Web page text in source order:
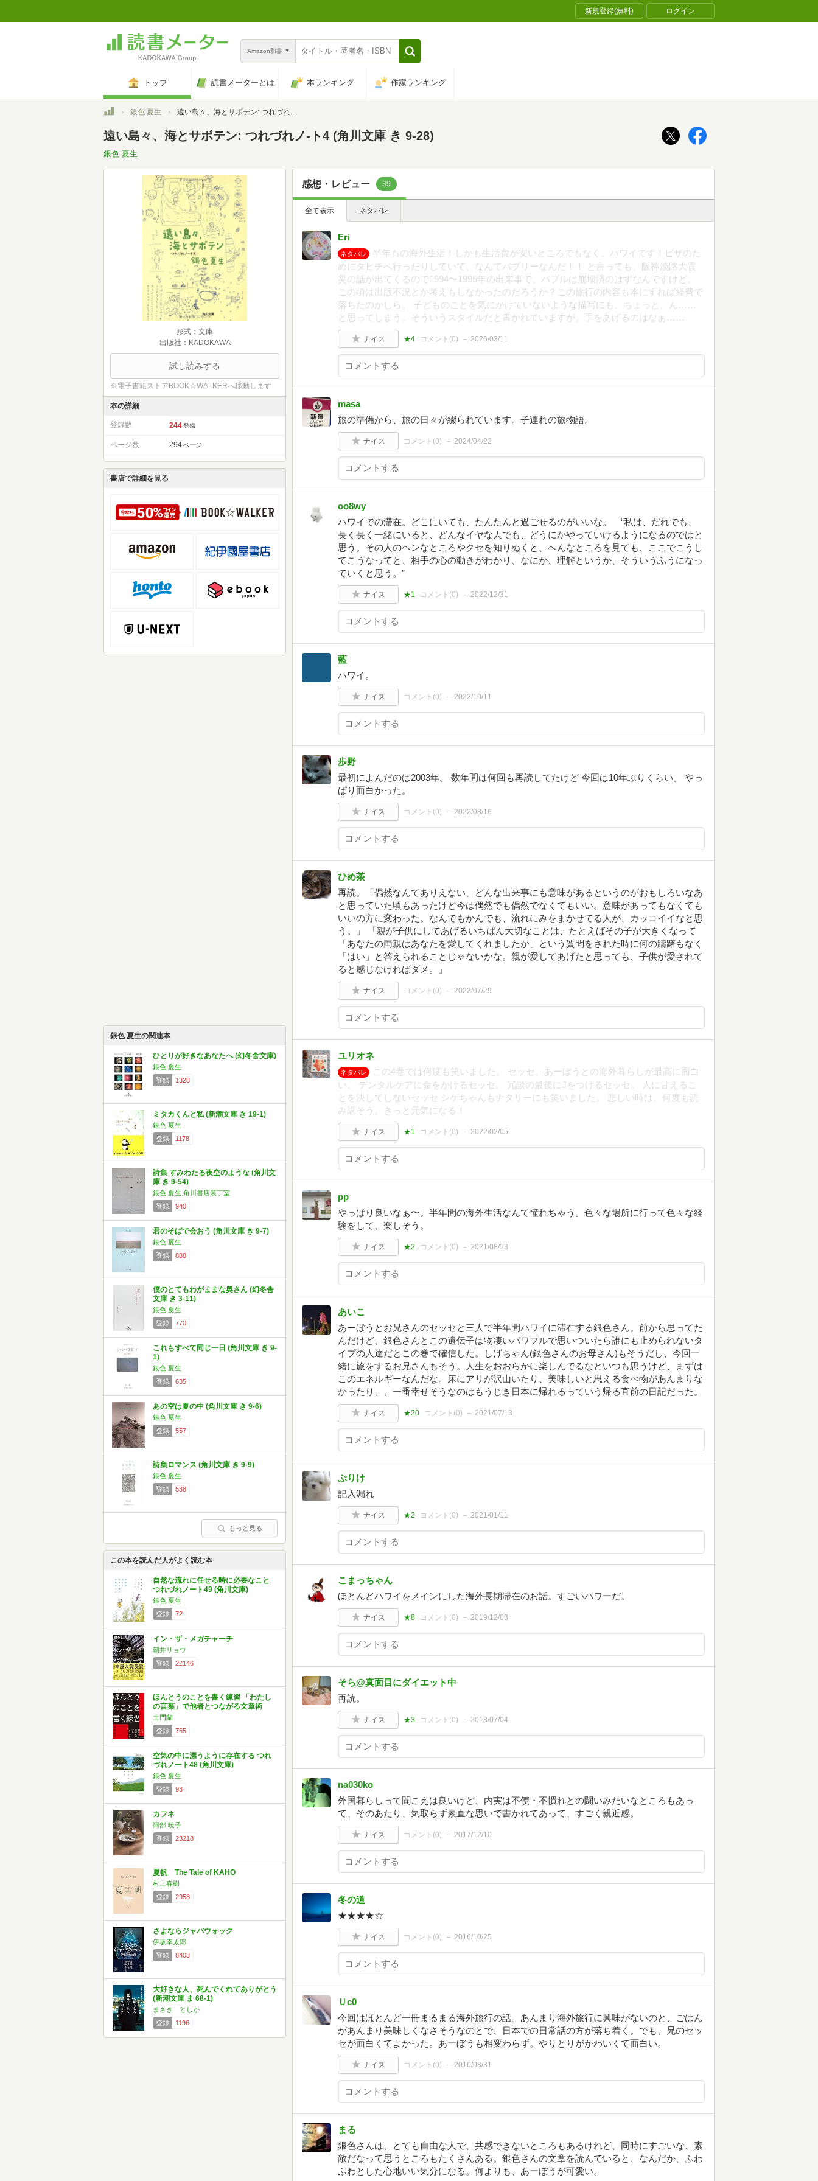
新規登録(無料) ログイン
Amazon和書
トップ 読書メーターとは 本ランキング 作家ランキング
トップ銀色 夏生 遠い島々、海とサボテン: つれづれノ-ト4 (角川文庫 き 9-28)
遠い島々、海とサボテン: つれづれノ-ト4 (角川文庫 き 9-28)
銀色 夏生
形式：文庫
出版社：KADOKAWA
試し読みする
※電子書籍ストアBOOK☆WALKERへ移動します
本の詳細
登録数 244 登録
ページ数 294 ページ
書店で詳細を見る
銀色 夏生の関連本
ひとりが好きなあなたへ (幻冬舎文庫)
銀色 夏生
登録
1328
ミタカくんと私 (新潮文庫 き 19-1)
銀色 夏生
登録
1178
詩集 すみわたる夜空のような (角川文
庫 き 9-54)
銀色 夏生,角川書店装丁室
登録
940
君のそばで会おう (角川文庫 き 9-7)
銀色 夏生
登録
888
僕のとてもわがままな奥さん (幻冬舎
文庫 き 3-11)
銀色 夏生
登録
770
これもすべて同じ一日 (角川文庫 き 9-
1)
銀色 夏生
登録
635
あの空は夏の中 (角川文庫 き 9-6)
銀色 夏生
登録
557
詩集ロマンス (角川文庫 き 9-9)
銀色 夏生
登録
538
もっと見る
この本を読んだ人がよく読む本
自然な流れに任せる時に必要なこと
つれづれノート49 (角川文庫)
銀色 夏生
登録
72
イン・ザ・メガチャーチ
朝井リョウ
登録
22146
ほんとうのことを書く練習 「わたし
の言葉」で他者とつながる文章術
土門蘭
登録
765
空気の中に漂うように存在する つれ
づれノート48 (角川文庫)
銀色 夏生
登録
93
カフネ
阿部 暁子
登録
23218
夏帆 The Tale of KAHO
村上春樹
登録
2958
さよならジャバウォック
伊坂幸太郎
登録
8403
大好きな人、死んでくれてありがとう
(新潮文庫 ま 68-1)
まさき としか
登録
1196
感想・レビュー 39
全て表示 ネタバレ
Eri
ネタバレ
半年もの海外生活！しかも生活費が安いところでもなく、ハワイです！ビザのた
めにタヒチへ行ったりしていて、なんてバブリーなんだ！！ と言っても、阪神淡路大震
災の話が出てくるので1994〜1995年の出来事で、バブルは崩壊済のはずなんですけど。
この頃は出版不況とか考えもしなかったのだろうか？この旅行の内容も本にすれば経費で
落ちたのかしら。 子どものことを気にかけていないような描写にも、ちょっと、ん……
と思ってしまう。そういうスタイルだと書かれていますが。手をあげるのはなぁ……
ナイス ★4 コメント(0) 2026/03/11
masa
旅の準備から、旅の日々が綴られています。子連れの旅物語。
ナイス コメント(0) 2024/04/22
oo8wy
ハワイでの滞在。どこにいても、たんたんと過ごせるのがいいな。 “私は、だれでも、
長く長く一緒にいると、どんなイヤな人でも、どうにかやっていけるようになるのではと
思う。その人のヘンなところやクセを知りぬくと、へんなところを見ても、ここでこうし
てこうなってと、相手の心の動きがわかり、なにか、理解というか、そういうふうになっ
ていくと思う。”
ナイス ★1 コメント(0) 2022/12/31
藍
ハワイ。
ナイス コメント(0) 2022/10/11
歩野
最初によんだのは2003年。 数年間は何回も再読してたけど 今回は10年ぶりくらい。 やっ
ぱり面白かった。
ナイス コメント(0) 2022/08/16
ひめ茶
再読。「偶然なんてありえない、どんな出来事にも意味があるというのがおもしろいなあ
と思っていた頃もあったけど今は偶然でも偶然でなくてもいい。意味があってもなくても
いいの方に変わった。なんでもかんでも、流れにみをまかせてる人が、カッコイイなと思
う。」 「親が子供にしてあげるいちばん大切なことは、たとえばその子が大きくなって
「あなたの両親はあなたを愛してくれましたか」という質問をされた時に何の躊躇もなく
「はい」と答えられることじゃないかな。親が愛してあげたと思っても、子供が愛されて
ると感じなければダメ。」
ナイス コメント(0) 2022/07/29
ユリオネ
ネタバレ
この4巻では何度も笑いました。 セッセ、あーぼうとの海外暮らしが最高に面白
い。 デンタルケアに命をかけるセッセ。 冗談の最後にJをつけるセッセ。 人に甘えるこ
とを決してしないセッセ シゲちゃんもナタリーにも笑いました。 悲しい時は、何度も読
み返そう。きっと元気になる！
ナイス ★1 コメント(0) 2022/02/05
pp
やっぱり良いなぁ〜。半年間の海外生活なんて憧れちゃう。色々な場所に行って色々な経
験をして、楽しそう。
ナイス ★2 コメント(0) 2021/08/23
あいこ
あーぼうとお兄さんのセッセと三人で半年間ハワイに滞在する銀色さん。前から思ってた
んだけど、銀色さんとこの遺伝子は物凄いパワフルで思いついたら誰にも止められないタ
イプの人達だとこの巻で確信した。しげちゃん(銀色さんのお母さん)もそうだし、今回一
緒に旅をするお兄さんもそう。人生をおおらかに楽しんでるなといつも思うけど、まずは
このエネルギーなんだな。床にアリが沢山いたり、美味しいと思える食べ物があんまりな
かったり、、一番幸せそうなのはもうじき日本に帰れるっていう帰る直前の日記だった。
ナイス ★20 コメント(0) 2021/07/13
ぷりけ
記入漏れ
ナイス ★2 コメント(0) 2021/01/11
こまっちゃん
ほとんどハワイをメインにした海外長期滞在のお話。すごいパワーだ。
ナイス ★8 コメント(0) 2019/12/03
そら@真面目にダイエット中
再読。
ナイス ★3 コメント(0) 2018/07/04
na030ko
外国暮らしって聞こえは良いけど、内実は不便・不慣れとの闘いみたいなところもあっ
て、そのあたり、気取らず素直な思いで書かれてあって、すごく親近感。
ナイス コメント(0) 2017/12/10
冬の道
★★★★☆
ナイス コメント(0) 2016/10/25
Ｕc0
今回はほとんど一冊まるまる海外旅行の話。あんまり海外旅行に興味がないのと、ごはん
があんまり美味しくなさそうなのとで、日本での日常話の方が落ち着く。でも、兄のセッ
セが面白くてよかった。あーぼうも相変わらず。やりとりがかわいくて面白い。
ナイス コメント(0) 2016/08/31
まる
銀色さんは、とても自由な人で、共感できないところもあるけれど、同時にすごいな、素
敵だなって思うところもたくさんある。銀色さんの文章を読んでいると、なんだか、ふわ
ふわとした心地いい気分になる。何よりも、あーぼうが可愛い。